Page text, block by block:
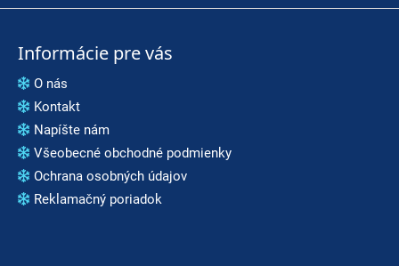
Informácie pre vás
O nás
Kontakt
Napíšte nám
Všeobecné obchodné podmienky
Ochrana osobných údajov
Reklamačný poriadok